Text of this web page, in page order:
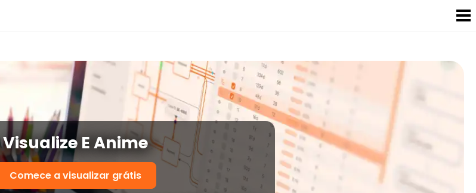
Visualize E Anime
Comece a visualizar grátis